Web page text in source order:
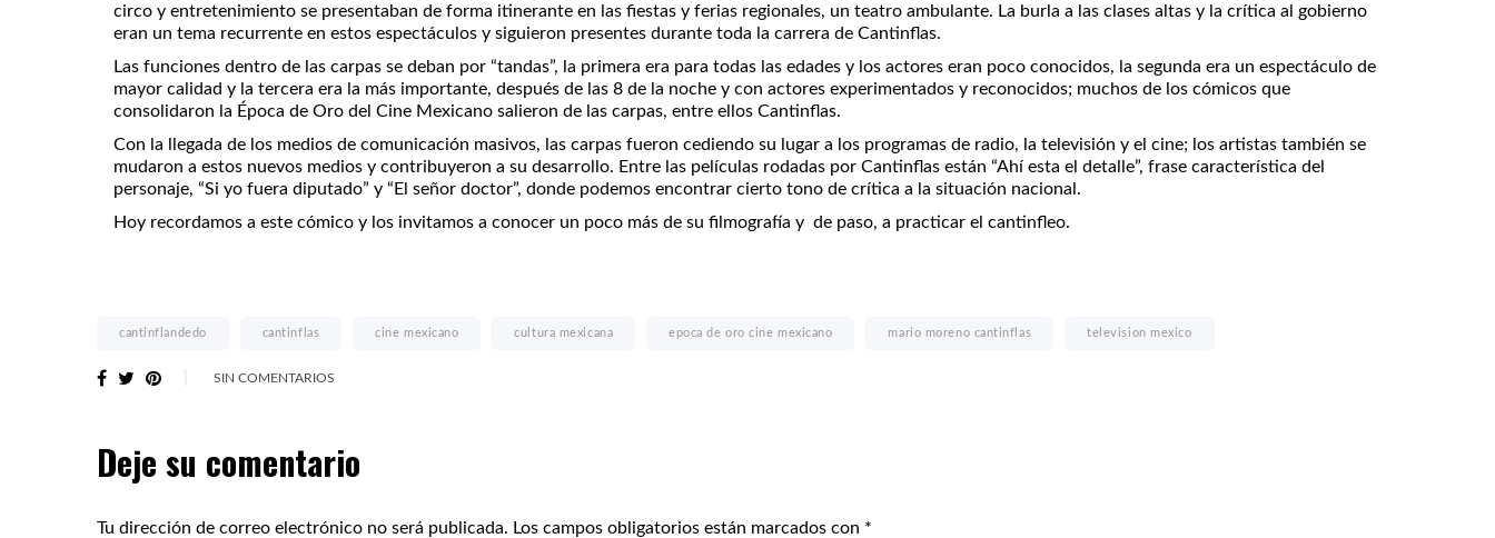
circo y entretenimiento se presentaban de forma itinerante en las fiestas y ferias regionales, un teatro ambulante. La burla a las clases altas y la crítica al gobierno
eran un tema recurrente en estos espectáculos y siguieron presentes durante toda la carrera de Cantinflas.
Las funciones dentro de las carpas se deban por “tandas”, la primera era para todas las edades y los actores eran poco conocidos, la segunda era un espectáculo de
mayor calidad y la tercera era la más importante, después de las 8 de la noche y con actores experimentados y reconocidos; muchos de los cómicos que
consolidaron la Época de Oro del Cine Mexicano salieron de las carpas, entre ellos Cantinflas.
Con la llegada de los medios de comunicación masivos, las carpas fueron cediendo su lugar a los programas de radio, la televisión y el cine; los artistas también se
mudaron a estos nuevos medios y contribuyeron a su desarrollo. Entre las películas rodadas por Cantinflas están “Ahí esta el detalle”, frase característica del
personaje, “Si yo fuera diputado” y “El señor doctor”, donde podemos encontrar cierto tono de crítica a la situación nacional.
Hoy recordamos a este cómico y los invitamos a conocer un poco más de su filmografía y de paso, a practicar el cantinfleo.
cantinflandedo cantinflas cine mexicano cultura mexicana epoca de oro cine mexicano mario moreno cantinflas television mexico
SIN COMENTARIOS
Deje su comentario
Tu dirección de correo electrónico no será publicada. Los campos obligatorios están marcados con *